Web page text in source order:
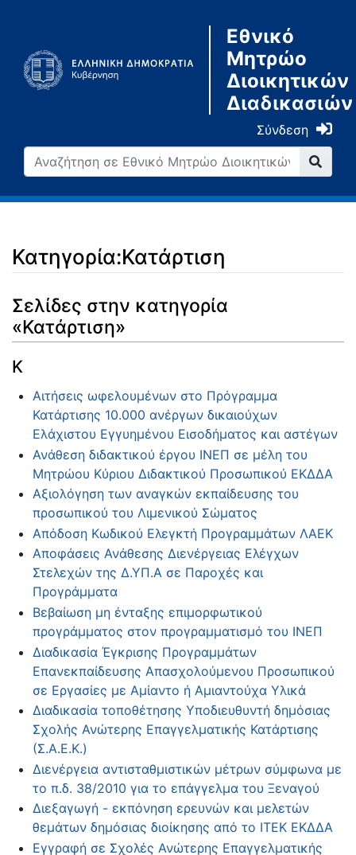
Εθνικό
Μητρώο
Διοικητικών
Διαδικασιών
Σύνδεση
Κατηγορία:Κατάρτιση
Μετάβαση σε: αναζήτηση
Σελίδες στην κατηγορία
«Κατάρτιση»
Κ
Αιτήσεις ωφελουμένων στο Πρόγραμμα
Κατάρτισης 10.000 ανέργων δικαιούχων
Ελάχιστου Εγγυημένου Εισοδήματος και αστέγων
Ανάθεση διδακτικού έργου ΙΝΕΠ σε μέλη του
Μητρώου Κύριου Διδακτικού Προσωπικού ΕΚΔΔΑ
Αξιολόγηση των αναγκών εκπαίδευσης του
προσωπικού του Λιμενικού Σώματος
Απόδοση Κωδικού Ελεγκτή Προγραμμάτων ΛΑΕΚ
Αποφάσεις Ανάθεσης Διενέργειας Ελέγχων
Στελεχών της Δ.ΥΠ.Α σε Παροχές και
Προγράμματα
Βεβαίωση μη ένταξης επιμορφωτικού
προγράμματος στον προγραμματισμό του ΙΝΕΠ
Διαδικασία Έγκρισης Προγραμμάτων
Επανεκπαίδευσης Απασχολούμενου Προσωπικού
σε Εργασίες με Αμίαντο ή Αμιαντούχα Υλικά
Διαδικασία τοποθέτησης Υποδιευθυντή δημόσιας
Σχολής Ανώτερης Επαγγελματικής Κατάρτισης
(Σ.Α.Ε.Κ.)
Διενέργεια αντισταθμιστικών μέτρων σύμφωνα με
το π.δ. 38/2010 για το επάγγελμα του Ξεναγού
Διεξαγωγή - εκπόνηση ερευνών και μελετών
θεμάτων δημόσιας διοίκησης από το ΙΤΕΚ ΕΚΔΔΑ
Εγγραφή σε Σχολές Ανώτερης Επαγγελματικής